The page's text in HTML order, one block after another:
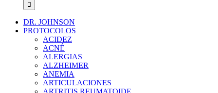
DR. JOHNSON
PROTOCOLOS
ACIDEZ
ACNÉ
ALERGIAS
ALZHEIMER
ANEMIA
ARTICULACIONES
ARTRITIS REUMATOIDE